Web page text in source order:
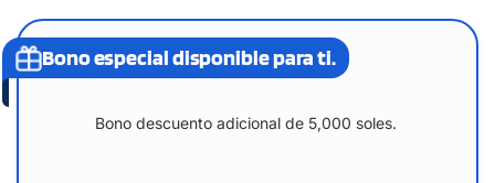
Bono descuento adicional de 5,000 soles.
Bono especial disponible para ti.